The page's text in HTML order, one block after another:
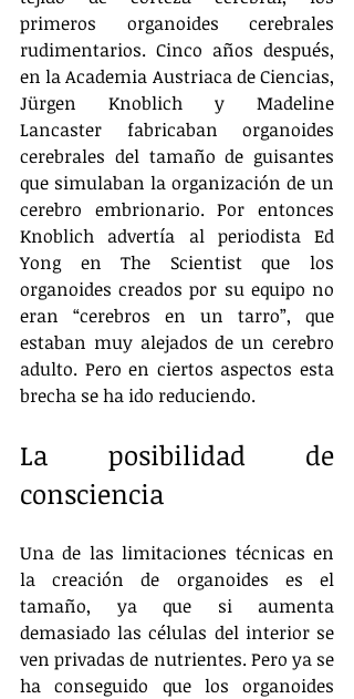
primeros organoides cerebrales
rudimentarios. Cinco años después,
en la Academia Austriaca de Ciencias,
Jürgen Knoblich y Madeline
Lancaster fabricaban organoides
cerebrales del tamaño de guisantes
que simulaban la organización de un
cerebro embrionario. Por entonces
Knoblich advertía al periodista Ed
Yong en The Scientist que los
organoides creados por su equipo no
eran “cerebros en un tarro”, que
estaban muy alejados de un cerebro
adulto. Pero en ciertos aspectos esta
brecha se ha ido reduciendo.
La posibilidad de
consciencia
Una de las limitaciones técnicas en
la creación de organoides es el
tamaño, ya que si aumenta
demasiado las células del interior se
ven privadas de nutrientes. Pero ya se
ha conseguido que los organoides